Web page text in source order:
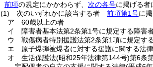
前項の規定にかかわらず、 次の各号に掲げる者
(1)
次のいずれかに該当する者 前項第1号に
ア
60歳以上の者
イ
障害者基本法第2条第1号に規定する障害
ウ
戦傷病者特別援護法第2条第1項に規定す
エ
原子爆弾被爆者に対する援護に関する法
オ
生活保護法(昭和25年法律第144号)第6条